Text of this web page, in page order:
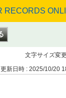
文字サイズ変更
更新日時 : 2025/10/20